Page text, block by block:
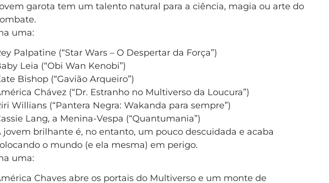
garota tem um talento natural para a ciência, magia ou arte do
uma:
Palpatine (“Star Wars – O Despertar da Força”)
Leia (“Obi Wan Kenobi”)
Bishop (“Gavião Arqueiro”)
Chávez (“Dr. Estranho no Multiverso da Loucura”)
Willians (“Pantera Negra: Wakanda para sempre”)
Lang, a Menina-Vespa (“Quantumania”)
jovem brilhante é, no entanto, um pouco descuidada e acaba
o mundo (e ela mesma) em perigo.
uma:
Chaves abre os portais do Multiverso e um monte de